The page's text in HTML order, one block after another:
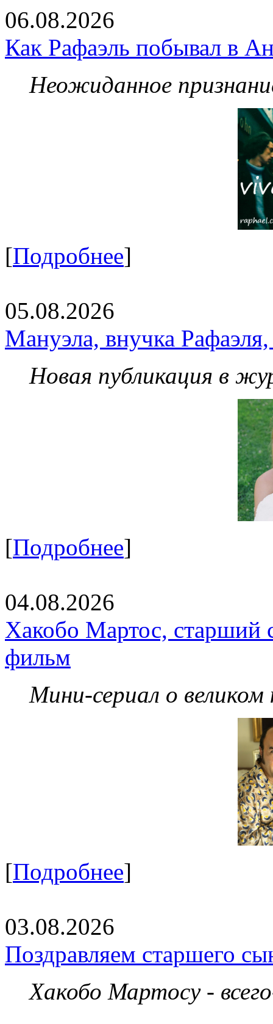
06.08.2026
Как Рафаэль побывал в
Неожиданное
[Подробнее]
05.08.2026
Мануэла, внучка
Новая публикация в
[Подробнее]
04.08.2026
Хакобо Мартос, старший
фильм
Мини-сериал о великом
[Подробнее]
03.08.2026
Поздравляем старшего
Хакобо Мартосу -